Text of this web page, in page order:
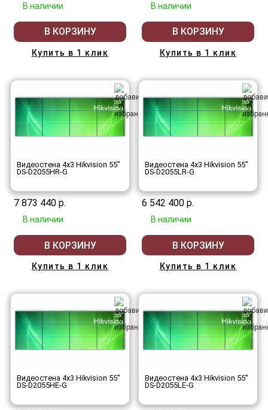
В наличии
В КОРЗИНУ
Купить в 1 клик
В наличии
В КОРЗИНУ
Купить в 1 клик
Видеостена 4x3 Hikvision 55"
DS-D2055HR-G
7 873 440 р.
В наличии
В КОРЗИНУ
Купить в 1 клик
Видеостена 4x3 Hikvision 55"
DS-D2055LR-G
6 542 400 р.
В наличии
В КОРЗИНУ
Купить в 1 клик
Видеостена 4x3 Hikvision 55"
DS-D2055HE-G
Видеостена 4x3 Hikvision 55"
DS-D2055LE-G